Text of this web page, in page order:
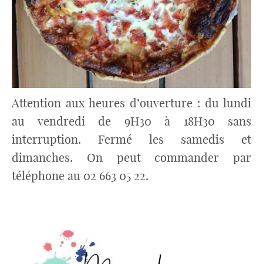
Attention aux heures d’ouverture : du lundi
au vendredi de 9H30 à 18H30 sans
interruption. Fermé les samedis et
dimanches. On peut commander par
téléphone au 02 663 05 22.